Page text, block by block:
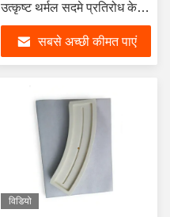
उत्कृष्ट थर्मल सदमे प्रतिरोध के
साथ अनियमित छिद्रित
एल्यूमीनियम सिरेमिक सक्शन प्लेट
सबसे अच्छी कीमत पाएं
विडियो